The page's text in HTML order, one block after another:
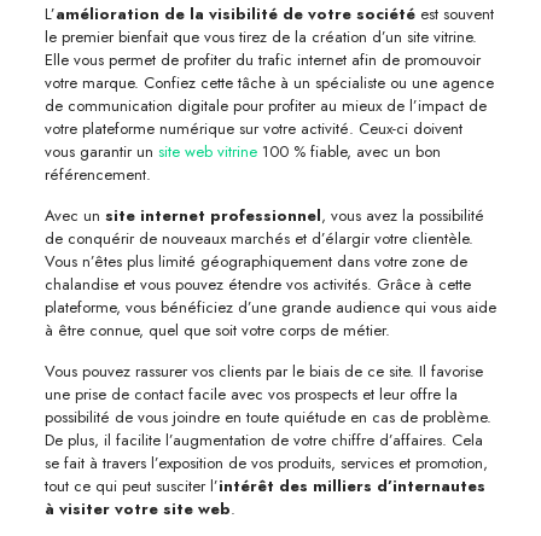
L’amélioration de la visibilité de votre sociétéest souvent
le premier bienfait que vous tirez de la création d’un site vitrine.
Elle vous permet de profiter du trafic internet afin de promouvoir
votre marque. Confiez cette tâche à un spécialiste ou une agence
de communication digitale pour profiter au mieux de l’impact de
votre plateforme numérique sur votre activité. Ceux-ci doivent
vous garantir un site web vitrine100 % fiable, avec un bon
référencement.
Avec un site internet professionnel, vous avez la possibilité
de conquérir de nouveaux marchés et d’élargir votre clientèle.
Vous n’êtes plus limité géographiquement dans votre zone de
chalandise et vous pouvez étendre vos activités. Grâce à cette
plateforme, vous bénéficiez d’une grande audience qui vous aide
à être connue, quel que soit votre corps de métier.
Vous pouvez rassurer vos clients par le biais de ce site. Il favorise
une prise de contact facile avec vos prospects et leur offre la
possibilité de vous joindre en toute quiétude en cas de problème.
De plus, il facilite l’augmentation de votre chiffre d’affaires. Cela
se fait à travers l’exposition de vos produits, services et promotion,
tout ce qui peut susciter l’intérêt des milliers d’internautes
à visiter votre site web.